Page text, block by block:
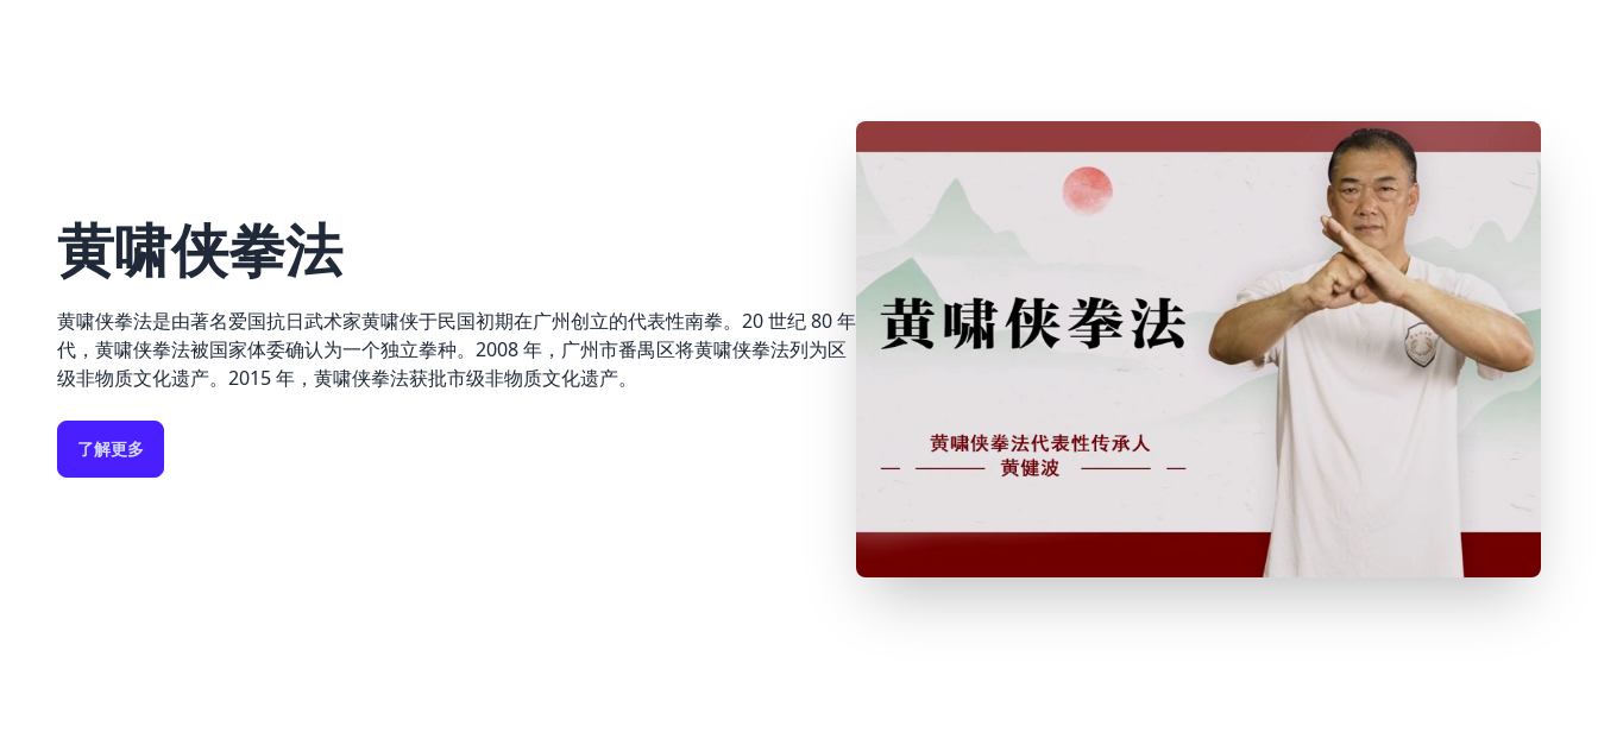
黄啸侠拳法
黄啸侠拳法是由著名爱国抗日武术家黄啸侠于民国初期在广州创立的代表性南拳。20 世纪 80 年
代，黄啸侠拳法被国家体委确认为一个独立拳种。2008 年，广州市番禺区将黄啸侠拳法列为区
级非物质文化遗产。2015 年，黄啸侠拳法获批市级非物质文化遗产。
了解更多